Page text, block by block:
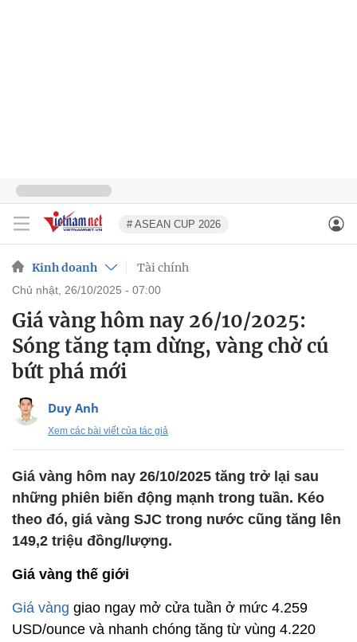
# ASEAN CUP 2026
Kinh doanh Tài chính
chủ nhật, 26/10/2025 - 07:00
Giá vàng hôm nay 26/10/2025:
Sóng tăng tạm dừng, vàng chờ cú
bứt phá mới
Duy Anh
Xem các bài viết của tác giả
Giá vàng hôm nay 26/10/2025 tăng trở lại sau
những phiên biến động mạnh trong tuần. Kéo
theo đó, giá vàng SJC trong nước cũng tăng lên
149,2 triệu đồng/lượng.
Giá vàng thế giới
Giá vàng giao ngay mở cửa tuần ở mức 4.259
USD/ounce và nhanh chóng tăng từ vùng 4.220